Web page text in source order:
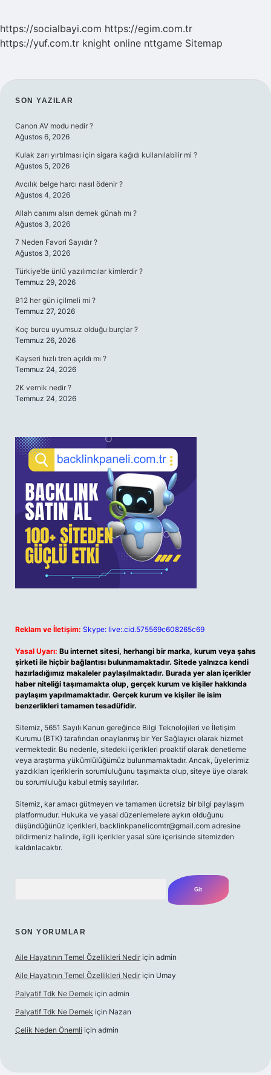
https://socialbayi.com https://egim.com.tr
https://yuf.com.tr knight online nttgame Sitemap
SIDEBAR
SON YAZILAR
Canon AV modu nedir ?
Ağustos 6, 2026
Kulak zarı yırtılması için sigara kağıdı kullanılabilir mi ?
Ağustos 5, 2026
Avcılık belge harcı nasıl ödenir ?
Ağustos 4, 2026
Allah canımı alsın demek günah mı ?
Ağustos 3, 2026
7 Neden Favori Sayıdır ?
Ağustos 3, 2026
Türkiye’de ünlü yazılımcılar kimlerdir ?
Temmuz 29, 2026
B12 her gün içilmeli mi ?
Temmuz 27, 2026
Koç burcu uyumsuz olduğu burçlar ?
Temmuz 26, 2026
Kayseri hızlı tren açıldı mı ?
Temmuz 24, 2026
2K vernik nedir ?
Temmuz 24, 2026
Reklam ve İletişim: Skype: live:.cid.575569c608265c69
Yasal Uyarı: Bu internet sitesi, herhangi bir marka, kurum veya şahıs
şirketi ile hiçbir bağlantısı bulunmamaktadır. Sitede yalnızca kendi
hazırladığımız makaleler paylaşılmaktadır. Burada yer alan içerikler
haber niteliği taşımamakta olup, gerçek kurum ve kişiler hakkında
paylaşım yapılmamaktadır. Gerçek kurum ve kişiler ile isim
benzerlikleri tamamen tesadüfidir.
Sitemiz, 5651 Sayılı Kanun gereğince Bilgi Teknolojileri ve İletişim
Kurumu (BTK) tarafından onaylanmış bir Yer Sağlayıcı olarak hizmet
vermektedir. Bu nedenle, sitedeki içerikleri proaktif olarak denetleme
veya araştırma yükümlülüğümüz bulunmamaktadır. Ancak, üyelerimiz
yazdıkları içeriklerin sorumluluğunu taşımakta olup, siteye üye olarak
bu sorumluluğu kabul etmiş sayılırlar.
Sitemiz, kar amacı gütmeyen ve tamamen ücretsiz bir bilgi paylaşım
platformudur. Hukuka ve yasal düzenlemelere aykırı olduğunu
düşündüğünüz içerikleri, backlinkpanelicomtr@gmail.com adresine
bildirmeniz halinde, ilgili içerikler yasal süre içerisinde sitemizden
kaldırılacaktır.
SON YORUMLAR
Aile Hayatının Temel Özellikleri Nedir için admin
Aile Hayatının Temel Özellikleri Nedir için Umay
Palyatif Tdk Ne Demek için admin
Palyatif Tdk Ne Demek için Nazan
Çelik Neden Önemli için admin